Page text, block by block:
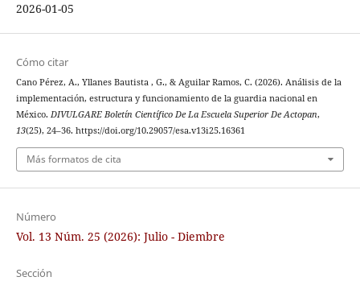
2026-01-05
Cómo citar
Cano Pérez, A., Yllanes Bautista , G., & Aguilar Ramos, C. (2026). Análisis de la
implementación, estructura y funcionamiento de la guardia nacional en
México. DIVULGARE Boletín Científico De La Escuela Superior De Actopan,
13(25), 24–36. https://doi.org/10.29057/esa.v13i25.16361
Más formatos de cita
Número
Vol. 13 Núm. 25 (2026): Julio - Diembre
Sección